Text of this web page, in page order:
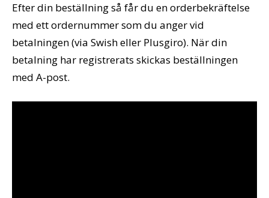
Efter din beställning så får du en orderbekräftelse
med ett ordernummer som du anger vid
betalningen (via Swish eller Plusgiro). När din
betalning har registrerats skickas beställningen
med A-post.